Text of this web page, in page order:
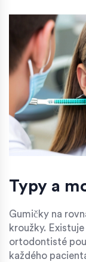
Typy a
Gumičky na
kroužky.
ortodontisté
každého